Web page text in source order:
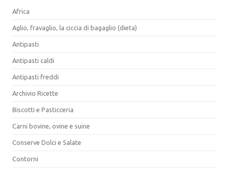
Africa
Aglio, fravaglio, la ciccia di bagaglio (dieta)
Antipasti
Antipasti caldi
Antipasti freddi
Archivio Ricette
Biscotti e Pasticceria
Carni bovine, ovine e suine
Conserve Dolci e Salate
Contorni